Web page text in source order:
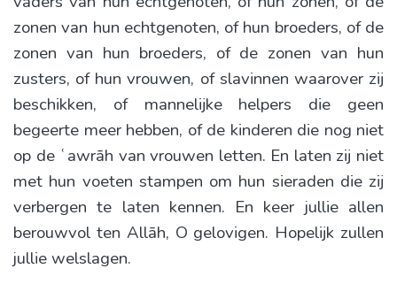
zonen van hun echtgenoten, of hun broeders, of de
zonen van hun broeders, of de zonen van hun
zusters, of hun vrouwen, of slavinnen waarover zij
beschikken, of mannelijke helpers die geen
begeerte meer hebben, of de kinderen die nog niet
op de ʿawrāh van vrouwen letten. En laten zij niet
met hun voeten stampen om hun sieraden die zij
verbergen te laten kennen. En keer jullie allen
berouwvol ten Allāh, O gelovigen. Hopelijk zullen
jullie welslagen.